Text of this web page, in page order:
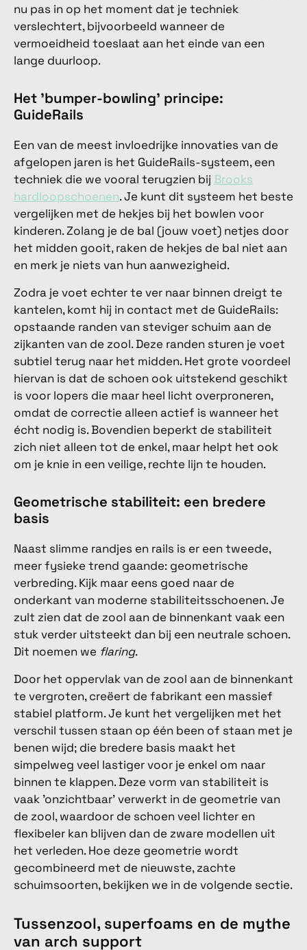
nu pas in op het moment dat je techniek
verslechtert, bijvoorbeeld wanneer de
vermoeidheid toeslaat aan het einde van een
lange duurloop.
Het 'bumper-bowling' principe:
GuideRails
Een van de meest invloedrijke innovaties van de
afgelopen jaren is het GuideRails-systeem, een
techniek die we vooral terugzien bij Brooks
hardloopschoenen. Je kunt dit systeem het beste
vergelijken met de hekjes bij het bowlen voor
kinderen. Zolang je de bal (jouw voet) netjes door
het midden gooit, raken de hekjes de bal niet aan
en merk je niets van hun aanwezigheid.
Zodra je voet echter te ver naar binnen dreigt te
kantelen, komt hij in contact met de GuideRails:
opstaande randen van steviger schuim aan de
zijkanten van de zool. Deze randen sturen je voet
subtiel terug naar het midden. Het grote voordeel
hiervan is dat de schoen ook uitstekend geschikt
is voor lopers die maar heel licht overproneren,
omdat de correctie alleen actief is wanneer het
écht nodig is. Bovendien beperkt de stabiliteit
zich niet alleen tot de enkel, maar helpt het ook
om je knie in een veilige, rechte lijn te houden.
Geometrische stabiliteit: een bredere
basis
Naast slimme randjes en rails is er een tweede,
meer fysieke trend gaande: geometrische
verbreding. Kijk maar eens goed naar de
onderkant van moderne stabiliteitsschoenen. Je
zult zien dat de zool aan de binnenkant vaak een
stuk verder uitsteekt dan bij een neutrale schoen.
Dit noemen we flaring.
Door het oppervlak van de zool aan de binnenkant
te vergroten, creëert de fabrikant een massief
stabiel platform. Je kunt het vergelijken met het
verschil tussen staan op één been of staan met je
benen wijd; die bredere basis maakt het
simpelweg veel lastiger voor je enkel om naar
binnen te klappen. Deze vorm van stabiliteit is
vaak 'onzichtbaar' verwerkt in de geometrie van
de zool, waardoor de schoen veel lichter en
flexibeler kan blijven dan de zware modellen uit
het verleden. Hoe deze geometrie wordt
gecombineerd met de nieuwste, zachte
schuimsoorten, bekijken we in de volgende sectie.
Tussenzool, superfoams en de mythe
van arch support